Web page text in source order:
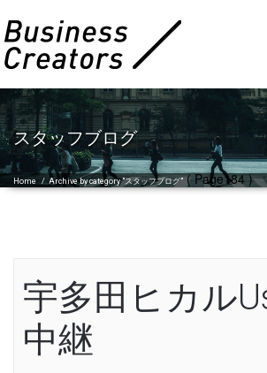
スタッフブログ
Home /Archive by category "スタッフブログ"( Page184 )
宇多田ヒカル
中継